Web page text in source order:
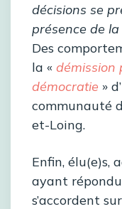
décisions se
présence de
Des
la « démission
démocratie »
communauté
et-Loing.
Enfin, élu(e)s,
ayant
s’accordent